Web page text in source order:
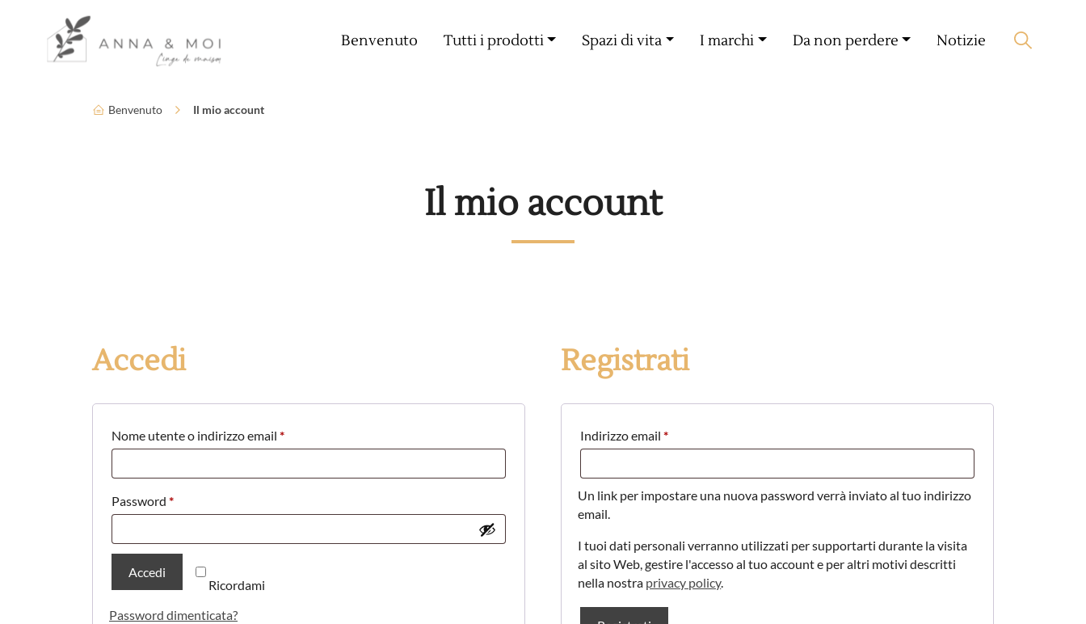
Parametri di accessibilità
Benvenuto Tutti i prodotti Spazi di vita I marchi Da non perdere Notizie
Benvenuto Il mio account
Il mio account
Accedi
Nome utente o indirizzo email *Richiesto
Password *Richiesto
Ricordami
Accedi
Password dimenticata?
Registrati
Indirizzo email*Richiesto
Un link per impostare una nuova password verrà inviato al tuo indirizzo
email.
I tuoi dati personali verranno utilizzati per supportarti durante la visita
al sito Web, gestire l'accesso al tuo account e per altri motivi descritti
nella nostra privacy policy.